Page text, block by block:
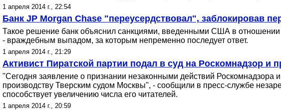
1 апреля 2014 г., 22:54
Банк JP Morgan Chase "переусердствовал", заблокировав
Такое решение банк объяснил санкциями, введенными США в
- враждебным выпадом, за которым непременно последует ответ.
1 апреля 2014 г., 21:29
Активист Пиратской партии подал в суд на Роскомнадзор и
"Сегодня заявление о признании незаконными действий
производству Тверским судом Москвы", - сообщили в пресс-службе
способствует увеличению числа его читателей.
1 апреля 2014 г., 20:59